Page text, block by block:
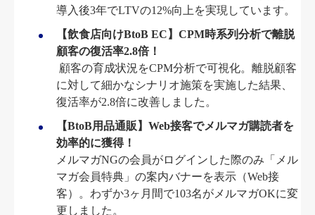
導入後3年でLTVの12%向上を実現しています。
【飲食店向けBtoB EC】CPM時系列分析で離脱
顧客の復活率2.8倍！
顧客の育成状況をCPM分析で可視化。離脱顧客
に対して細かなシナリオ施策を実施した結果、
復活率が2.8倍に改善しました 。
【BtoB用品通販】Web接客でメルマガ購読者を
効率的に獲得！
メルマガNGの会員がログインした際のみ「メル
マガ会員特典」の案内バナーを表示（Web接
客）。わずか3ヶ月間で103名がメルマガOKに変
更しました 。